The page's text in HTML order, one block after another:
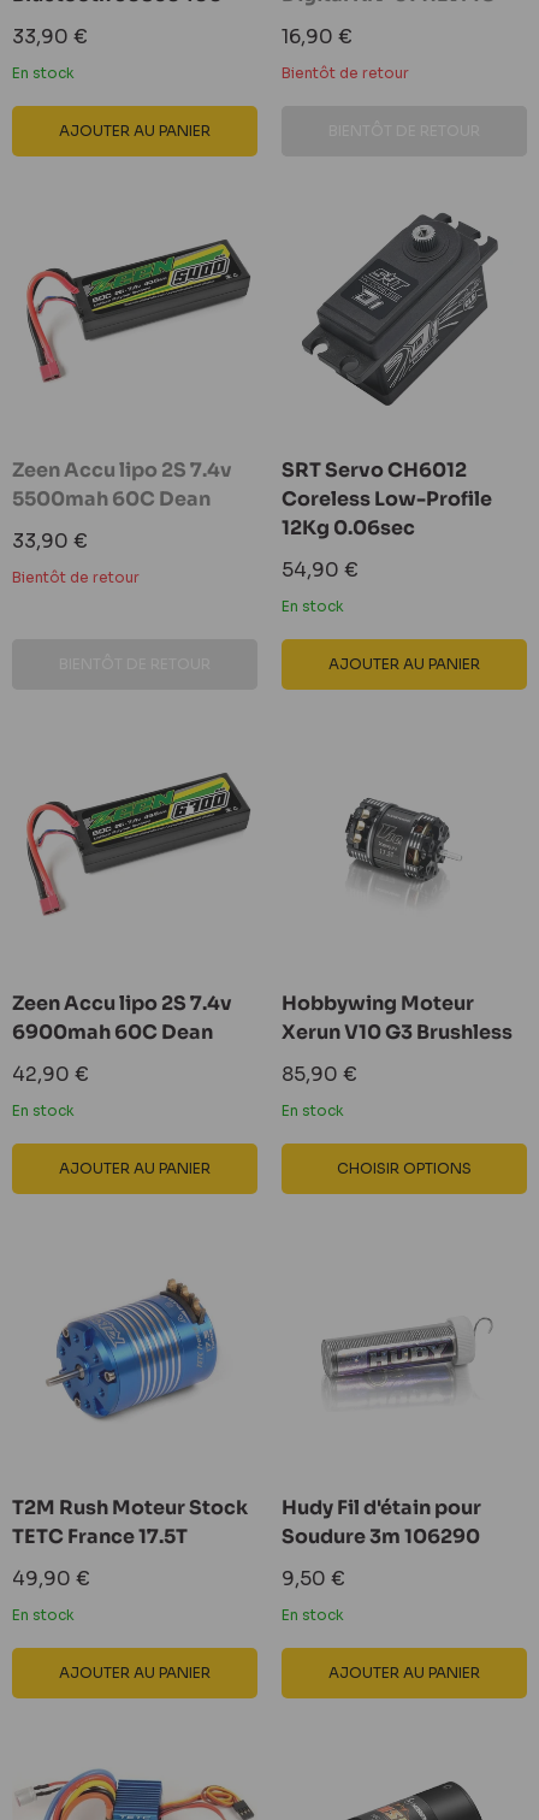
Prix
réduit
33,90 €
En stock
AJOUTER AU PANIER
Prix
réduit
16,90 €
Bientôt de retour
Zeen Accu lipo 2S 7.4v
5500mah 60C Dean
Prix
réduit
33,90 €
Bientôt de retour
SRT Servo CH6012
Coreless Low-Profile
12Kg 0.06sec
Prix
réduit
54,90 €
En stock
AJOUTER AU PANIER
Zeen Accu lipo 2S 7.4v
6900mah 60C Dean
Prix
réduit
42,90 €
En stock
AJOUTER AU PANIER
Hobbywing Moteur
Xerun V10 G3 Brushless
Prix
réduit
85,90 €
En stock
CHOISIR OPTIONS
T2M Rush Moteur Stock
TETC France 17.5T
Prix
réduit
49,90 €
En stock
AJOUTER AU PANIER
Hudy Fil d'étain pour
Soudure 3m 106290
Prix
réduit
9,50 €
En stock
AJOUTER AU PANIER